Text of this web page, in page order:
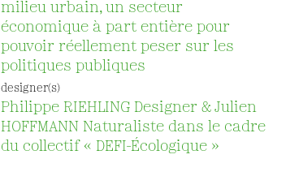
milieu urbain, un secteur
économique à part entière pour
pouvoir réellement peser sur les
politiques publiques
designer(s)
Philippe RIEHLING Designer & Julien
HOFFMANN Naturaliste dans le cadre
du collectif « DEFI-Écologique »